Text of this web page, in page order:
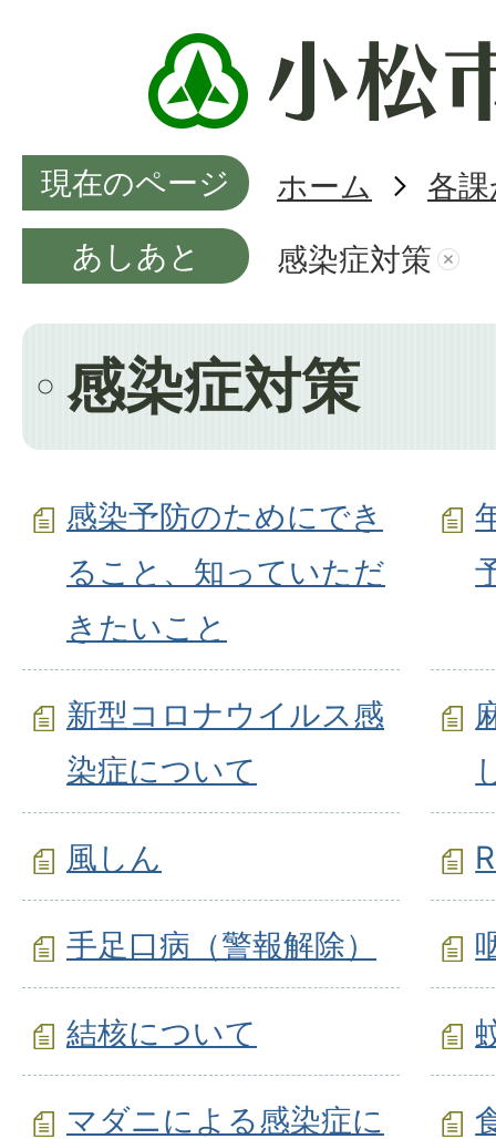
現在のページ ホーム
各
あしあと
感染症対策
感染症対策
感染予防のためにでき
ること、知っていただ
きたいこと
新型コロナウイルス感
染症について
風しん
手足口病（警報解除）
結核について
マダニによる感染症に